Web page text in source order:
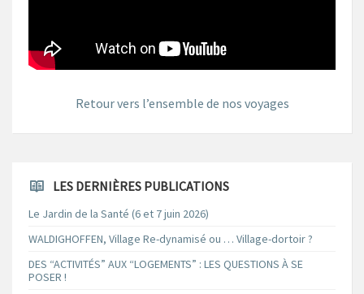
Retour vers l’ensemble de nos voyages
LES DERNIÈRES PUBLICATIONS
Le Jardin de la Santé (6 et 7 juin 2026)
WALDIGHOFFEN, Village Re-dynamisé ou … Village-dortoir ?
DES “ACTIVITÉS” AUX “LOGEMENTS” : LES QUESTIONS À SE
POSER !